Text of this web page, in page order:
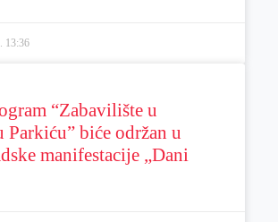
13:36
“Zabavilište u
Parkiću” biće održan u
manifestacije „Dani